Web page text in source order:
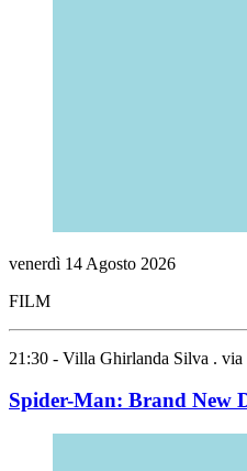
venerdì 14 Agosto 2026
FILM
21:30 - Villa Ghirlanda Silva . via
Spider-Man: Brand New